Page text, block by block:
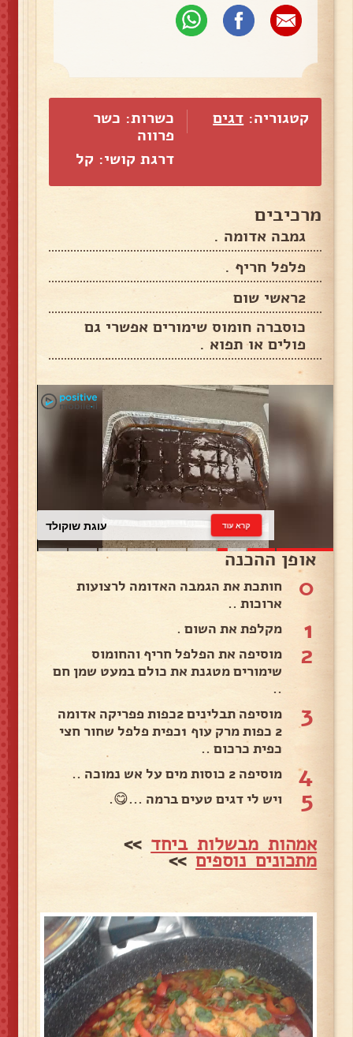
קטגוריה: דגים
כשרות: כשר
פרווה
דרגת קושי: קל
מרכיבים
גמבה אדומה .
פלפל חריף .
2ראשי שום
כוסברה חומוס שימורים אפשרי גם
פולים או תפוא .
עוגת שוקולד קרא עוד
אופן ההכנה
0
חותכת את הגמבה האדומה לרצועות
ארוכות ..
1 מקלפת את השום .
2
מוסיפה את הפלפל חריף והחומוס
שימורים מטגנת את כולם במעט שמן חם
..
3
מוסיפה תבלינים 2כפות פפריקה אדומה
2 כפות מרק עוף 1כפית פלפל שחור חצי
כפית כרכום ..
4 מוסיפה 2 כוסות מים על אש נמוכה ..
5 ויש לי דגים טעים ברמה ...😋.
אמהות מבשלות ביחד >>
מתכונים נוספים>>